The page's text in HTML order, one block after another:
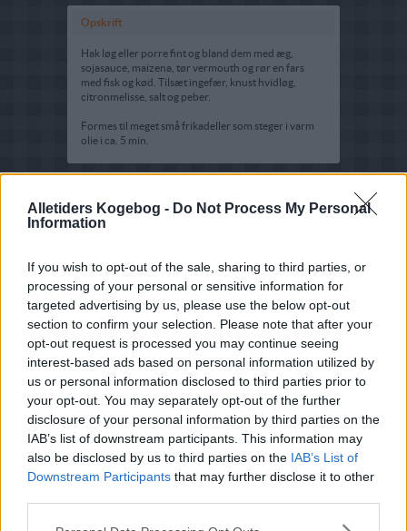
Alletiders Kogebog - Do Not Process My Personal
Information
If you wish to opt-out of the sale, sharing to third parties, or
processing of your personal or sensitive information for
targeted advertising by us, please use the below opt-out
section to confirm your selection. Please note that after your
opt-out request is processed you may continue seeing
interest-based ads based on personal information utilized by
us or personal information disclosed to third parties prior to
your opt-out. You may separately opt-out of the further
disclosure of your personal information by third parties on the
IAB’s list of downstream participants. This information may
also be disclosed by us to third parties on the IAB’s List of
Downstream Participants that may further disclose it to other
Opskrift
Hak løg eller porre fint og bland dem med æg,
sojasauce, maizena, tør vermouth og rør en fars
med fisk og kød. Tilsæt ingefær, knust hvidløg,
citronmelisse, salt og peber.
Formes til meget små frikadeller som steger i varm
olie i ca. 5 min.